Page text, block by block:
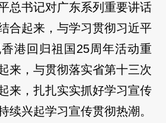
总书记对广东系列重要讲话
合起来，与学习贯彻习近平
港回归祖国25周年活动重
来，与贯彻落实省第十三次
来，扎扎实实抓好学习宣传
续兴起学习宣传贯彻热潮。